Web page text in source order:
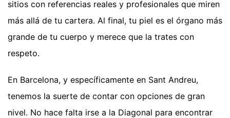
sitios con referencias reales y profesionales que miren
más allá de tu cartera. Al final, tu piel es el órgano más
grande de tu cuerpo y merece que la trates con
respeto.
En Barcelona, y específicamente en Sant Andreu,
tenemos la suerte de contar con opciones de gran
nivel. No hace falta irse a la Diagonal para encontrar